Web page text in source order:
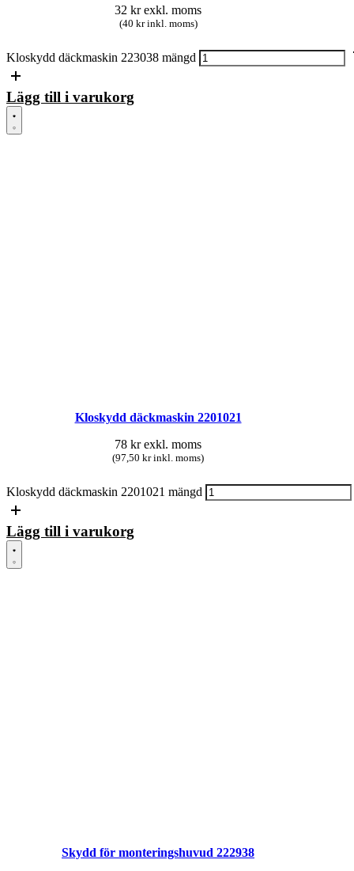
32 kr exkl. moms
(40 kr inkl. moms)
Kloskydd däckmaskin 223038 mängd
Lägg till i varukorg
Kloskydd däckmaskin 2201021
78 kr exkl. moms
(97,50 kr inkl. moms)
Kloskydd däckmaskin 2201021 mängd
Lägg till i varukorg
Skydd för monteringshuvud 222938